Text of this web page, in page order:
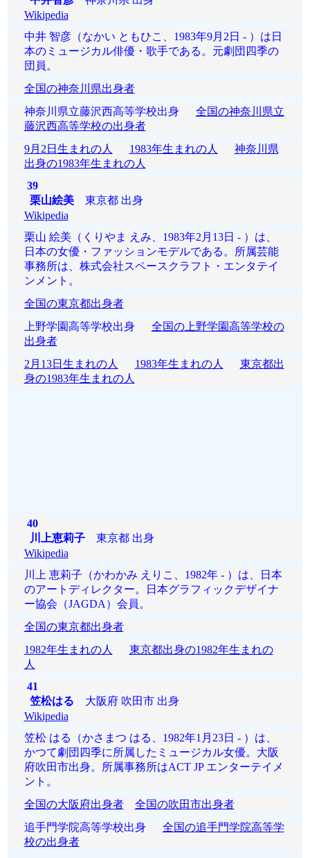
Wikipedia
中井 智彦（なかい ともひこ、1983年9月2日 - ）は日
本のミュージカル俳優・歌手である。元劇団四季の
団員。
全国の神奈川県出身者
神奈川県立藤沢西高等学校出身 全国の神奈川県立
藤沢西高等学校の出身者
9月2日生まれの人
1983年生まれの人
神奈川県
出身の1983年生まれの人
39
栗山絵美東京都 出身
Wikipedia
栗山 絵美（くりやま えみ、1983年2月13日 - ）は、
日本の女優・ファッションモデルである。所属芸能
事務所は、株式会社スペースクラフト・エンタテイ
ンメント。
全国の東京都出身者
上野学園高等学校出身 全国の上野学園高等学校の
出身者
2月13日生まれの人
1983年生まれの人
東京都出
身の1983年生まれの人
40
川上恵莉子東京都 出身
Wikipedia
川上 恵莉子（かわかみ えりこ、1982年 - ）は、日本
のアートディレクター。日本グラフィックデザイナ
ー協会（JAGDA）会員。
全国の東京都出身者
1982年生まれの人
東京都出身の1982年生まれの
人
41
笠松はる 大阪府 吹田市 出身
Wikipedia
笠松 はる（かさまつ はる、1982年1月23日 - ）は、
かつて劇団四季に所属したミュージカル女優。大阪
府吹田市出身。所属事務所はACT JP エンターテイメ
ント。
全国の大阪府出身者
全国の吹田市出身者
追手門学院高等学校出身 全国の追手門学院高等学
校の出身者